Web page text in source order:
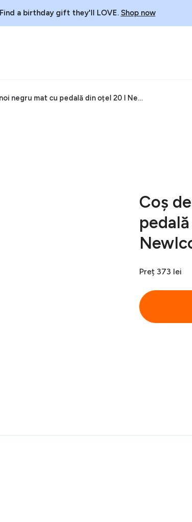
Find a birthday gift they'll LOVE. Shop now
Coș de gunoi negru mat cu pedală din oțel 20 l NewIcon – Brabantia
Coș
Preț 373 lei